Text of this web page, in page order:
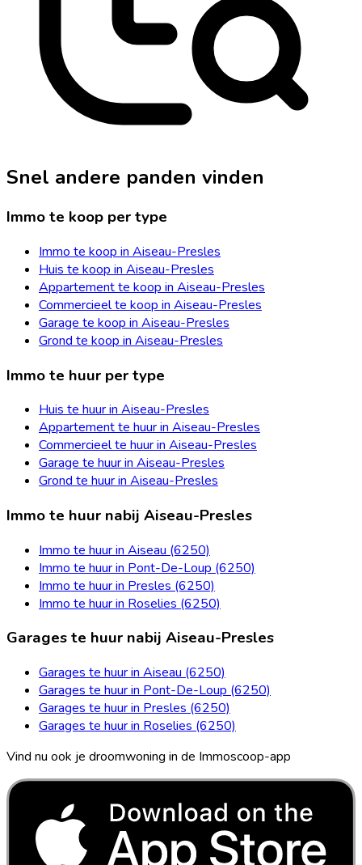
Snel andere panden vinden
Immo te koop per type
Immo te koop in Aiseau-Presles
Huis te koop in Aiseau-Presles
Appartement te koop in Aiseau-Presles
Commercieel te koop in Aiseau-Presles
Garage te koop in Aiseau-Presles
Grond te koop in Aiseau-Presles
Immo te huur per type
Huis te huur in Aiseau-Presles
Appartement te huur in Aiseau-Presles
Commercieel te huur in Aiseau-Presles
Garage te huur in Aiseau-Presles
Grond te huur in Aiseau-Presles
Immo te huur nabij Aiseau-Presles
Immo te huur in Aiseau (6250)
Immo te huur in Pont-De-Loup (6250)
Immo te huur in Presles (6250)
Immo te huur in Roselies (6250)
Garages te huur nabij Aiseau-Presles
Garages te huur in Aiseau (6250)
Garages te huur in Pont-De-Loup (6250)
Garages te huur in Presles (6250)
Garages te huur in Roselies (6250)
Vind nu ook je droomwoning in de Immoscoop-app